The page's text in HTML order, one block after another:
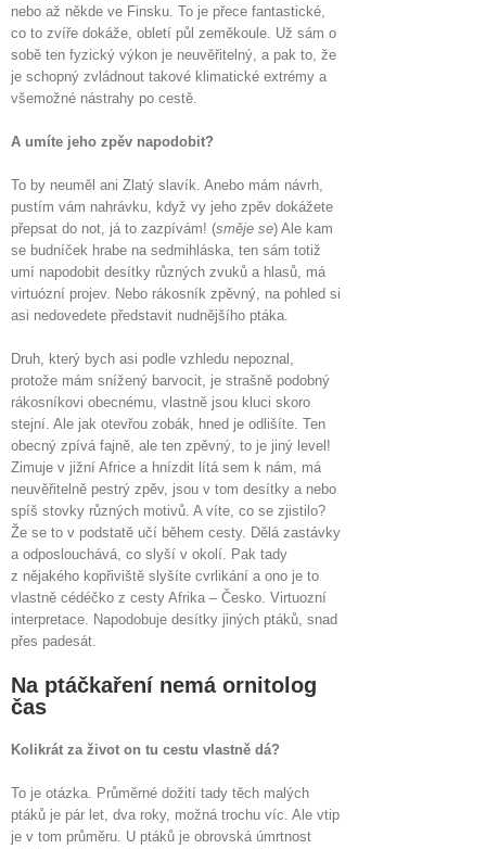
nebo až někde ve Finsku. To je přece fantastické,
co to zvíře dokáže, obletí půl zeměkoule. Už sám o
sobě ten fyzický výkon je neuvěřitelný, a pak to, že
je schopný zvládnout takové klimatické extrémy a
všemožné nástrahy po cestě.
A umíte jeho zpěv napodobit?
To by neuměl ani Zlatý slavík. Anebo mám návrh,
pustím vám nahrávku, když vy jeho zpěv dokážete
přepsat do not, já to zazpívám! (směje se) Ale kam
se budníček hrabe na sedmihláska, ten sám totiž
umí napodobit desítky různých zvuků a hlasů, má
virtuózní projev. Nebo rákosník zpěvný, na pohled si
asi nedovedete představit nudnějšího ptáka.
Druh, který bych asi podle vzhledu nepoznal,
protože mám snížený barvocit, je strašně podobný
rákosníkovi obecnému, vlastně jsou kluci skoro
stejní. Ale jak otevřou zobák, hned je odlišíte. Ten
obecný zpívá fajně, ale ten zpěvný, to je jiný level!
Zimuje v jižní Africe a hnízdit lítá sem k nám, má
neuvěřitelně pestrý zpěv, jsou v tom desítky a nebo
spíš stovky různých motivů. A víte, co se zjistilo?
Že se to v podstatě učí během cesty. Dělá zastávky
a odposlouchává, co slyší v okolí. Pak tady
z nějakého kopřiviště slyšíte cvrlikání a ono je to
vlastně cédéčko z cesty Afrika – Česko. Virtuozní
interpretace. Napodobuje desítky jiných ptáků, snad
přes padesát.
Na ptáčkaření nemá ornitolog
čas
Kolikrát za život on tu cestu vlastně dá?
To je otázka. Průměrné dožití tady těch malých
ptáků je pár let, dva roky, možná trochu víc. Ale vtip
je v tom průměru. U ptáků je obrovská úmrtnost